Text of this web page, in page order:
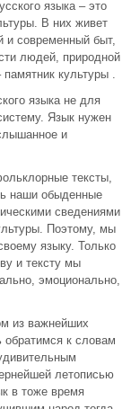
языка – это
В них живет
и современный быт,
людей, природной
культуры .
языка не для
Язык нужен
и
тексты,
наши обыденные
сведениями
Поэтому, мы
языку. Только
и тексту мы
эмоционально,
из важнейших
обратимся к словам
летописью
в тоже время